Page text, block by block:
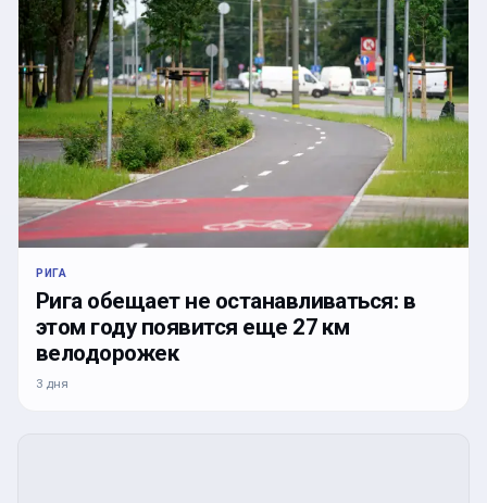
РИГА
Рига обещает не останавливаться: в
этом году появится еще 27 км
велодорожек
3 дня